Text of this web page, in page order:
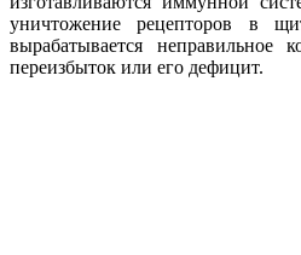
уничтожение рецепторов в
вырабатывается неправильное
переизбыток или его дефицит.